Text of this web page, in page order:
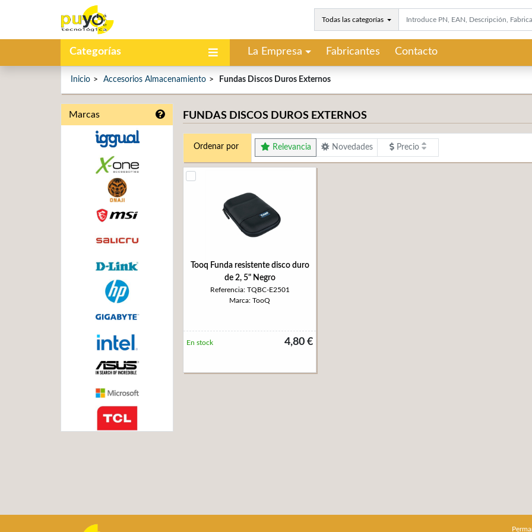
Todas las categorías
Categorías La Empresa Fabricantes Contacto
Inicio Accesorios Almacenamiento Fundas Discos Duros Externos
Marcas FUNDAS DISCOS DUROS EXTERNOS
Ordenar por Relevancia Novedades Precio
Tooq Funda resistente disco duro
de 2, 5" Negro
Referencia: TQBC-E2501
Marca: TooQ
4,80 €
En stock